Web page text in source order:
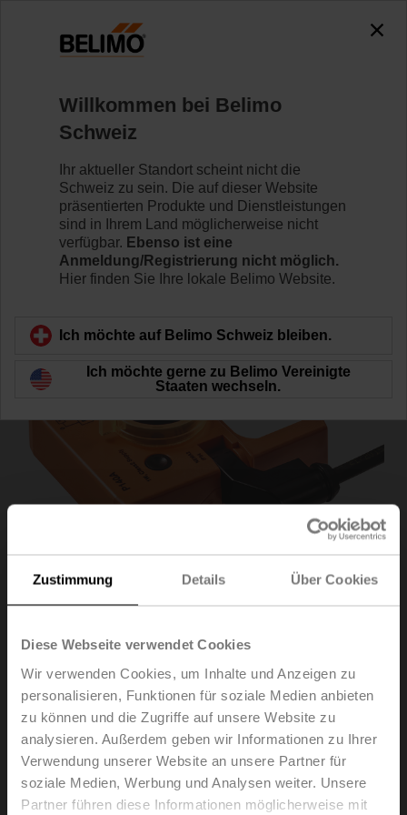
Zustimmung Details Über Cookies
Diese Webseite verwendet Cookies
Wir verwenden Cookies, um Inhalte und Anzeigen zu
personalisieren, Funktionen für soziale Medien anbieten
zu können und die Zugriffe auf unsere Website zu
analysieren. Außerdem geben wir Informationen zu Ihrer
Verwendung unserer Website an unsere Partner für
soziale Medien, Werbung und Analysen weiter. Unsere
Partner führen diese Informationen möglicherweise mit
P140A
Zurück zur Produktkategorie
P140A
Rückführpotentiometer 140 Ω aufsteckbar
Empfehlung: Verdrahtung als Spannungsteiler. Bitte
beachten Sie den Hinweis im Datenblatt.
Willkommen bei Belimo
Schweiz
Ihr aktueller Standort scheint nicht die
Schweiz zu sein. Die auf dieser Website
präsentierten Produkte und Dienstleistungen
sind in Ihrem Land möglicherweise nicht
verfügbar. Ebenso ist eine
Anmeldung/Registrierung nicht möglich.
Hier finden Sie Ihre lokale Belimo Website.
Ich möchte auf Belimo Schweiz bleiben.
Ich möchte gerne zu Belimo Vereinigte
Staaten wechseln.